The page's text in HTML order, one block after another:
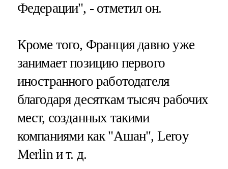
Федерации", - отметил он.
Кроме того, Франция давно уже
занимает позицию первого
иностранного работодателя
благодаря десяткам тысяч рабочих
мест, созданных такими
компаниями как "Ашан", Leroy
Merlin и т. д.